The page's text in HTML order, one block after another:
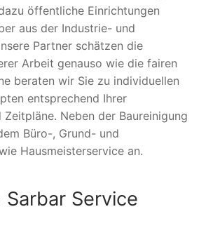
öffentliche Einrichtungen
aus der Industrie- und
Partner schätzen die
Arbeit genauso wie die fairen
beraten wir Sie zu individuellen
entsprechend Ihrer
Neben der Baureinigung
Büro-, Grund- und
Hausmeisterservice an.
Sarbar Service